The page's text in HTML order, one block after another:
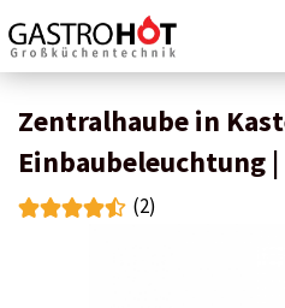
Zentralhaube in
Einbaubeleuchtung
(2)